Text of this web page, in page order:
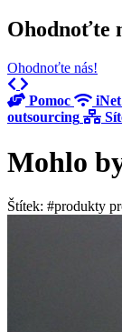
Ohodnoťte
Ohodnoťte nás!
Previous
Pomoc
iNet
outsourcing
Mohlo
Štítek: #produkty